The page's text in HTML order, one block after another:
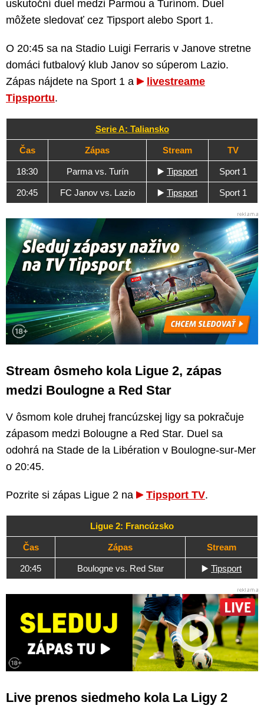
uskutoční duel medzi Parmou a Turínom. Duel
môžete sledovať cez Tipsport alebo Sport 1.
O 20:45 sa na Stadio Luigi Ferraris v Janove stretne
domáci futbalový klub Janov so súperom Lazio.
Zápas nájdete na Sport 1 a
livestreame
Tipsportu.
Serie A: Taliansko
Čas Zápas Stream TV
18:30 Parma vs. Turín ▶️ Tipsport Sport 1
20:45 FC Janov vs. Lazio ▶️ Tipsport Sport 1
Stream ôsmeho kola Ligue 2, zápas
medzi Boulogne a Red Star
V ôsmom kole druhej francúzskej ligy sa pokračuje
zápasom medzi Bolougne a Red Star. Duel sa
odohrá na Stade de la Libération v Boulogne-sur-Mer
o 20:45.
Pozrite si zápas Ligue 2 na Tipsport TV.
Ligue 2: Francúzsko
Čas Zápas Stream
20:45 Boulogne vs. Red Star ▶️ Tipsport
Live prenos siedmeho kola La Ligy 2